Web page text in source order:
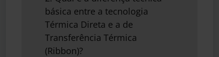
básica entre a tecnologia
Térmica Direta e a de
Transferência Térmica
(Ribbon)?